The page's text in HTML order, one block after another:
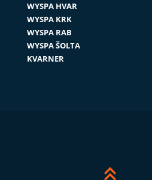
WYSPA HVAR
WYSPA KRK
WYSPA RAB
WYSPA ŠOLTA
KVARNER
